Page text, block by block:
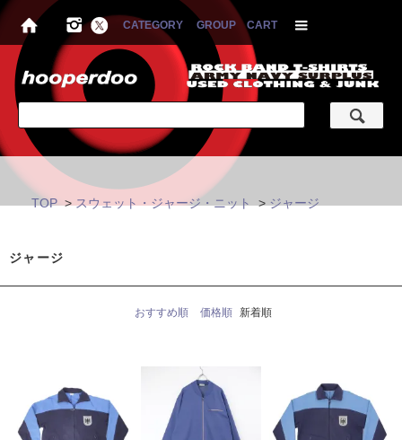
CATEGORY GROUP CART
TOP >スウェット・ジャージ・ニット >ジャージ
ジャージ
おすすめ順 価格順 新着順